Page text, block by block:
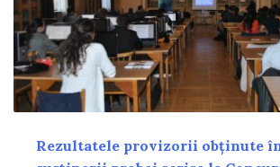
Rezultatele provizorii obținute